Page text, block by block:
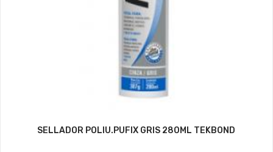
SELLADOR POLIU.PUFIX GRIS 280ML TEKBOND